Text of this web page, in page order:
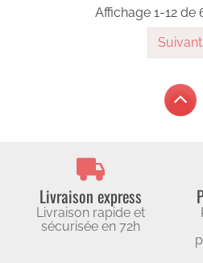
Affichage 1-12 de
Suivant
Livraison express
Livraison rapide et
sécurisée en 72h